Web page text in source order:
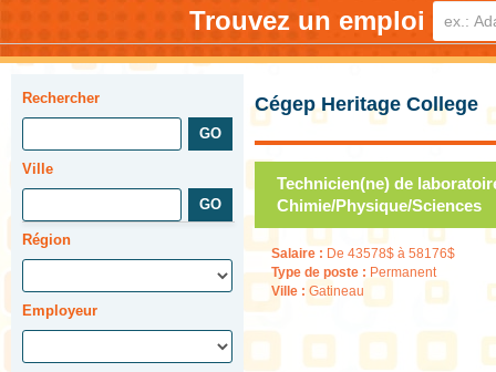
Trouvez un emploi
Rechercher
Ville
Région
Employeur
Cégep Heritage College
Technicien(ne) de
Chimie/Physique/Sciences
Salaire : De 43578$ à 58176$
Type de poste : Permanent
Ville : Gatineau